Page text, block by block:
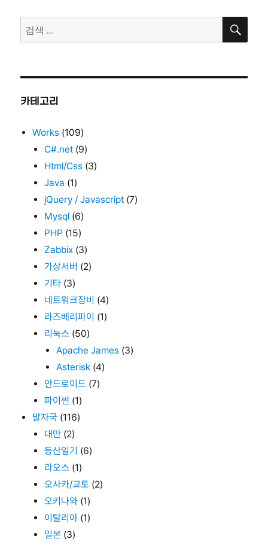
검
색:
검
카테고리
Works (109)
C#.net (9)
Html/Css (3)
Java (1)
jQuery / Javascript (7)
Mysql (6)
PHP (15)
Zabbix (3)
가상서버 (2)
기타 (3)
네트워크장비 (4)
라즈베리파이 (1)
리눅스 (50)
Apache James (3)
Asterisk (4)
안드로이드 (7)
파이썬 (1)
발자국 (116)
대만 (2)
등산일기 (6)
라오스 (1)
오사카/교토 (2)
오키나와 (1)
이탈리아 (1)
일본 (3)